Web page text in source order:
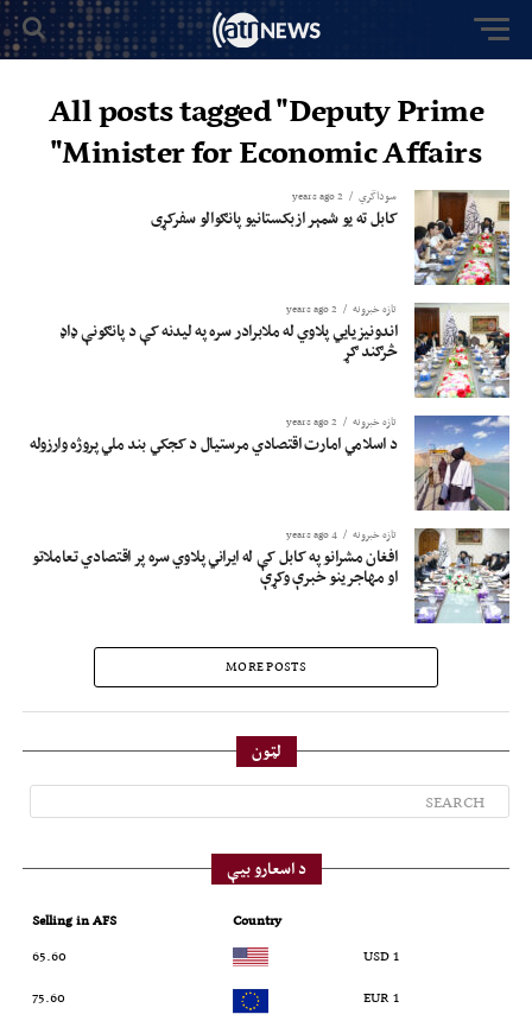
All posts tagged "Deputy Prime
Minister for Economic Affairs"
سوداگري 2 years ago
کابل ته یو شمېر ازبکستانيو پانګوالو سفرکړی
تازه خبرونه 2 years ago
اندونیزیایي پلاوي له ملابرادر سره په لیدنه کې د پانګونې ډاډ
څرګند ګړ
تازه خبرونه 2 years ago
د اسلامي امارت اقتصادي مرستیال د کجکي بند ملي پروژه وارزوله
تازه خبرونه 4 years ago
افغان مشرانو په کابل کې له ایراني پلاوي سره پر اقتصادي تعاملاتو
او مهاجرینو خبرې وکړې
MORE POSTS
لټون
د اسعارو بیې
Country
Selling in AFS
1 USD
65.60
1 EUR
75.60